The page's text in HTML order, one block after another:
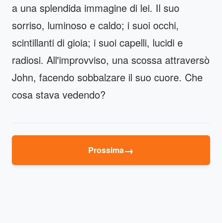
a una splendida immagine di lei. Il suo
sorriso, luminoso e caldo; i suoi occhi,
scintillanti di gioia; i suoi capelli, lucidi e
radiosi. All'improvviso, una scossa attraversò
John, facendo sobbalzare il suo cuore. Che
cosa stava vedendo?
Prossima→